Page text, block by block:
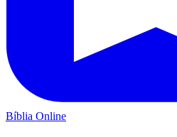
Bíblia Online